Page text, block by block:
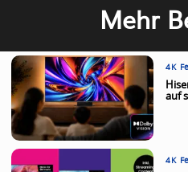
Mehr
4K
auf
4K